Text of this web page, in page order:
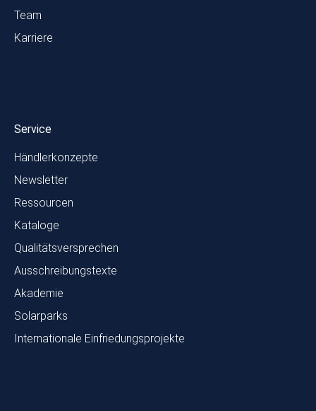
Team
Karriere
Service
Händlerkonzepte
Newsletter
Ressourcen
Kataloge
Qualitätsversprechen
Ausschreibungstexte
Akademie
Solarparks
Internationale Einfriedungsprojekte